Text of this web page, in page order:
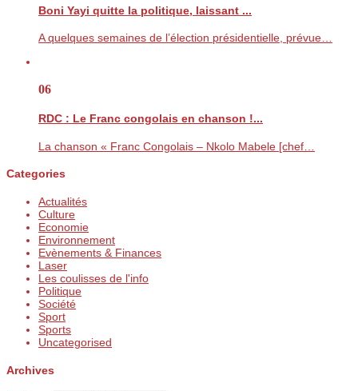
Boni Yayi quitte la politique, laissant ...
A quelques semaines de l’élection présidentielle, prévue…
06
RDC : Le Franc congolais en chanson !...
La chanson « Franc Congolais – Nkolo Mabele [chef…
Categories
Actualités
Culture
Economie
Environnement
Evènements & Finances
Laser
Les coulisses de l'info
Politique
Société
Sport
Sports
Uncategorised
Archives